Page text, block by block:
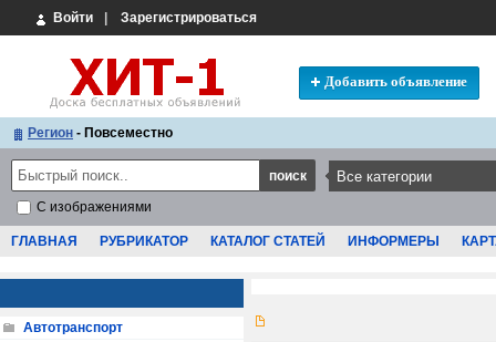
Войти Зарегистрироваться
Добавить объявление
Регион - Повсеместно
С изображениями
ГЛАВНАЯ РУБРИКАТОР КАТАЛОГ СТАТЕЙ ИНФОРМЕРЫ
Автотранспорт